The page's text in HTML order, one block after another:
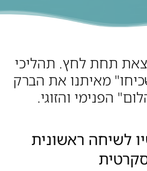
תחת לחץ. תהליכי
מאיתנו את הברק
הפנימי והזוגי.
לשיחה ראשונית